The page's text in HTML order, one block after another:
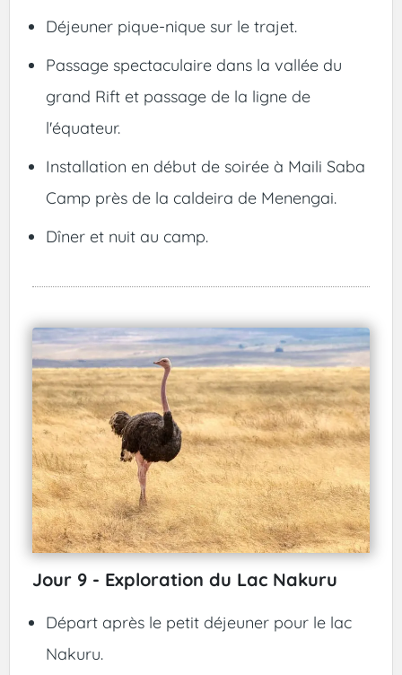
Déjeuner pique-nique sur le trajet.
Passage spectaculaire dans la vallée du
grand Rift et passage de la ligne de
l'équateur.
Installation en début de soirée à Maili Saba
Camp près de la caldeira de Menengai.
Dîner et nuit au camp.
Jour 9 - Exploration du Lac Nakuru
Départ après le petit déjeuner pour le lac
Nakuru.